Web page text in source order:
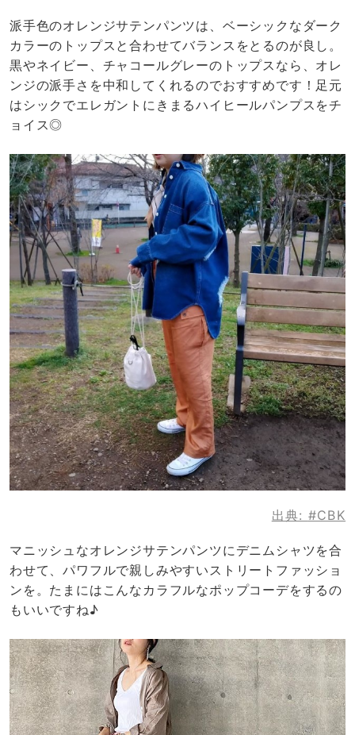
派手色のオレンジサテンパンツは、ベーシックなダーク
カラーのトップスと合わせてバランスをとるのが良し。
黒やネイビー、チャコールグレーのトップスなら、オレ
ンジの派手さを中和してくれるのでおすすめです！足元
はシックでエレガントにきまるハイヒールパンプスをチ
ョイス◎
出典: #CBK
マニッシュなオレンジサテンパンツにデニムシャツを合
わせて、パワフルで親しみやすいストリートファッショ
ンを。たまにはこんなカラフルなポップコーデをするの
もいいですね♪